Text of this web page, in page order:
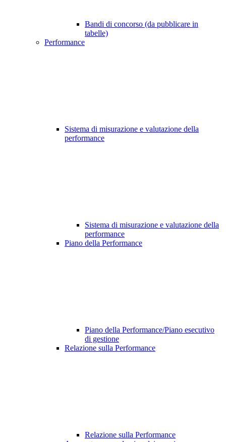
Bandi di concorso (da pubblicare in
tabelle)
Performance
Sistema di misurazione e valutazione della
performance
Sistema di misurazione e valutazione della
performance
Piano della Performance
Piano della Performance/Piano esecutivo
di gestione
Relazione sulla Performance
Relazione sulla Performance